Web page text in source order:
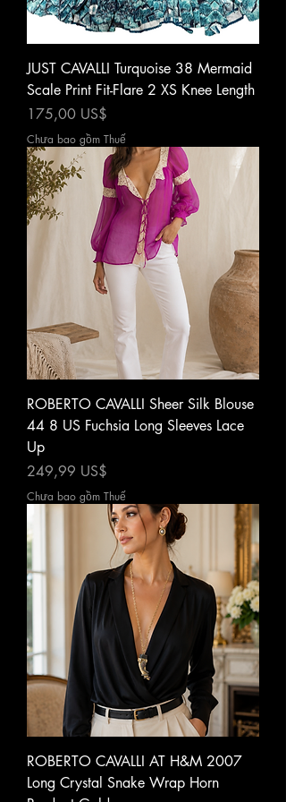
JUST CAVALLI Turquoise 38 Mermaid
Scale Print Fit-Flare 2 XS Knee Length
Giá
175,00 US$
Chưa bao gồm Thuế
ROBERTO CAVALLI Sheer Silk Blouse
44 8 US Fuchsia Long Sleeves Lace
Up
Giá
249,99 US$
Chưa bao gồm Thuế
ROBERTO CAVALLI AT H&M 2007
Long Crystal Snake Wrap Horn